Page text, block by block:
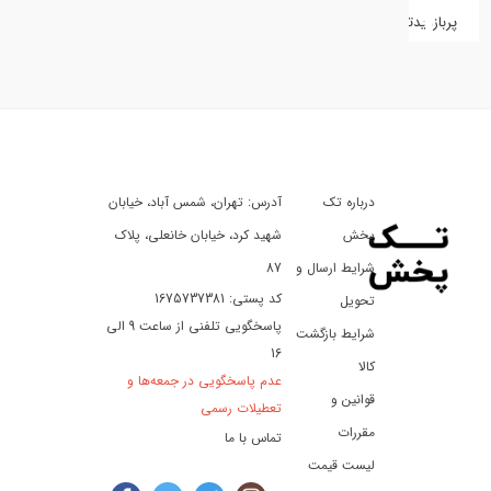
کفش
سفر
تفریح
پربازدیدترین
درباره تک
پخش
شرایط ارسال و
تحویل
شرایط بازگشت
کالا
قوانین و
مقررات
لیست قیمت
آدرس: تهران، شمس آباد، خیابان
شهید کرد، خیابان خانعلی، پلاک
87
کد پستی: 1675737381
پاسخگویی تلفنی از ساعت 9 الی
16
عدم پاسخگویی در جمعه‌ها و
تعطیلات رسمی
تماس با ما